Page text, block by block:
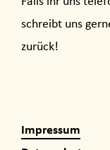
schreibt uns
zurück!
Impressum